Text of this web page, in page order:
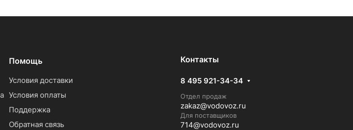
Помощь
Условия доставки
Условия оплаты
Поддержка
Обратная связь
Контакты
8 495 921-34-34
Отдел продаж
zakaz@vodovoz.ru
Для поставщиков
714@vodovoz.ru